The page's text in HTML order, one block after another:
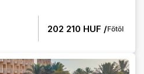
202 210 HUF /Főtől